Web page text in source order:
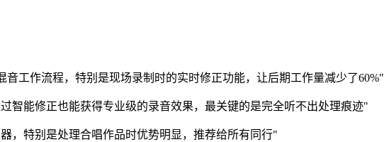
音工作流程，特别是现场录制时的实时修正功能，让后期工作量减少了60%"
智能修正也能获得专业级的录音效果，最关键的是完全听不出处理痕迹"
，特别是处理合唱作品时优势明显，推荐给所有同行"